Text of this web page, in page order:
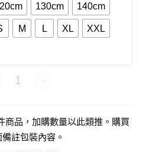
130cm 140cm
M L XL XXL
-短袖 數量
品，加購數量以此類推。購買
註包裝內容。